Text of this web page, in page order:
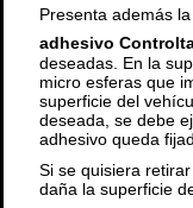
Presenta además
adhesivo
deseadas. En la
micro esferas que
superficie del
deseada, se debe
adhesivo queda
Si se quisiera
daña la superficie